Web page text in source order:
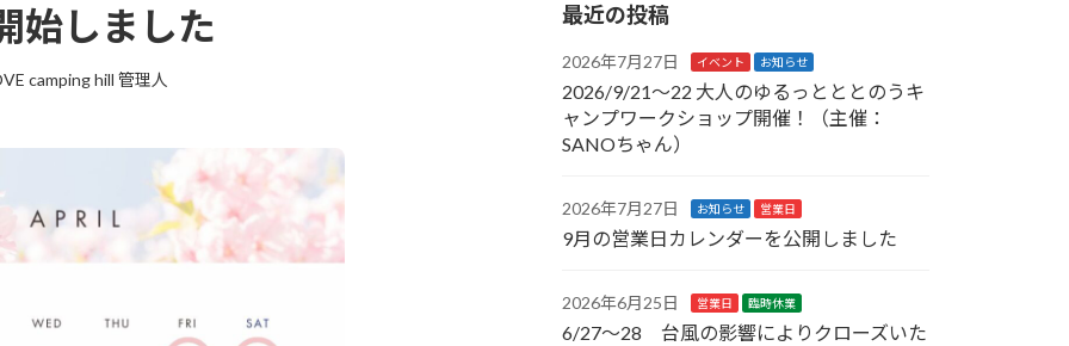
始しました
camping hill 管理人
最近の投稿
2026年7月27日 イベント お知らせ
2026/9/21〜22 大人のゆるっとととのうキ
ャンプワークショップ開催！（主催：
SANOちゃん）
2026年7月27日 お知らせ 営業日
9月の営業日カレンダーを公開しました
2026年6月25日 営業日 臨時休業
6/27〜28 台風の影響によりクローズいた